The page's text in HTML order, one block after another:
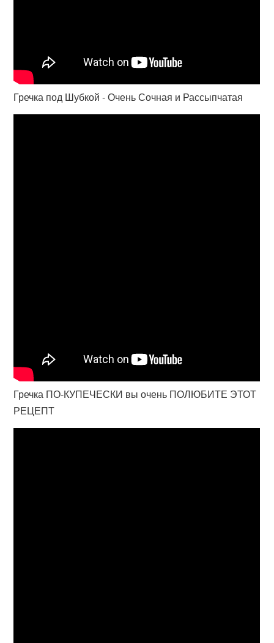
Гречка под Шубкой - Очень Сочная и Рассыпчатая
Гречка ПО-КУПЕЧЕСКИ вы очень ПОЛЮБИТЕ ЭТОТ
РЕЦЕПТ